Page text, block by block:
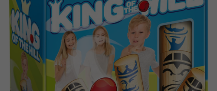
Aplikacje
Dansk
Nederlands
Français